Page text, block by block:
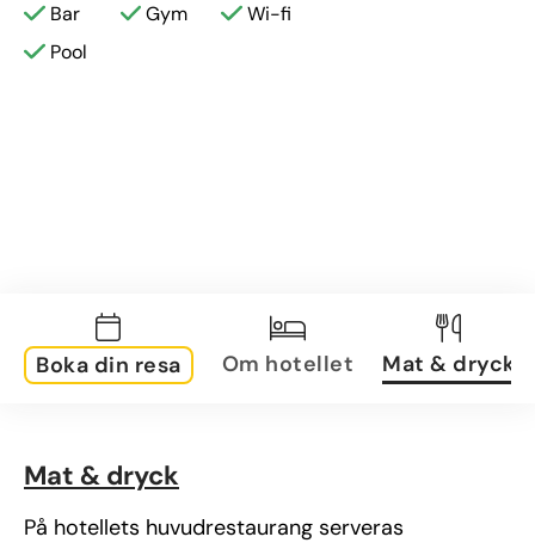
Bar
Gym
Wi-fi
Pool
Boka din resa Om hotellet Mat & dryck
Mat & dryck
På hotellets huvudrestaurang serveras